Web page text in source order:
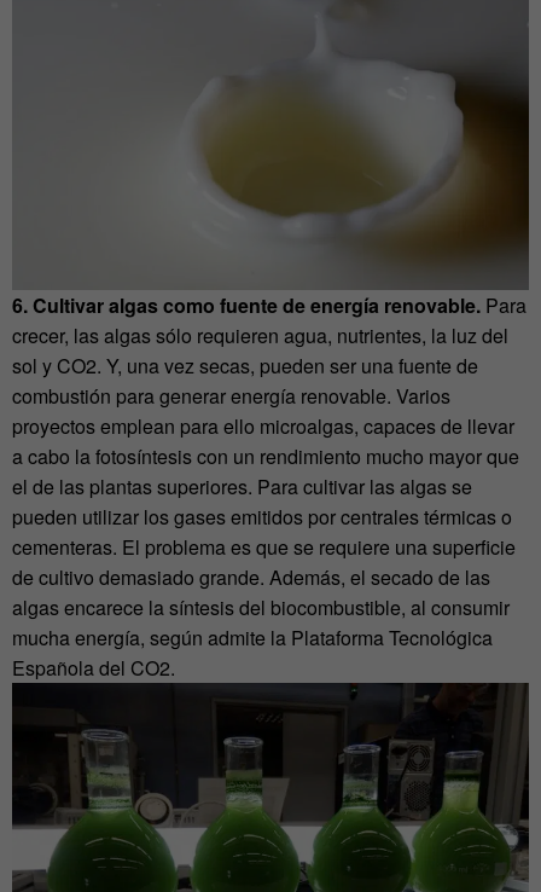
6. Cultivar algas como fuente de energía renovable. Para
crecer, las algas sólo requieren agua, nutrientes, la luz del
sol y CO2. Y, una vez secas, pueden ser una fuente de
combustión para generar energía renovable. Varios
proyectos emplean para ello microalgas, capaces de llevar
a cabo la fotosíntesis con un rendimiento mucho mayor que
el de las plantas superiores. Para cultivar las algas se
pueden utilizar los gases emitidos por centrales térmicas o
cementeras. El problema es que se requiere una superficie
de cultivo demasiado grande. Además, el secado de las
algas encarece la síntesis del biocombustible, al consumir
mucha energía, según admite la Plataforma Tecnológica
Española del CO2.